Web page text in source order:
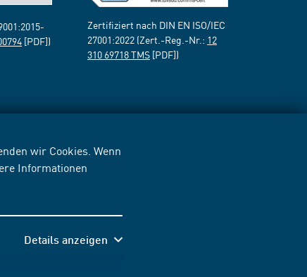
wir Cookies. Wenn
Informationen
Details anzeigen
[PDF])
Zertifiziert nach DIN EN ISO/IEC
27001:2022 (Zert.-Reg.-Nr.: 12
310 69718 TMS [PDF])